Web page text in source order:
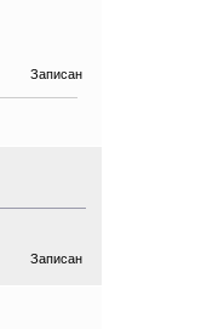
Записан
Записан